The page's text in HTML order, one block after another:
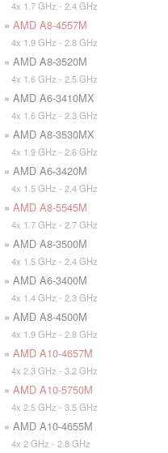
4x 1.7 GHz - 2.4 GHz
» AMD A8-4557M
4x 1.9 GHz - 2.8 GHz
» AMD A8-3520M
4x 1.6 GHz - 2.5 GHz
» AMD A6-3410MX
4x 1.6 GHz - 2.3 GHz
» AMD A8-3530MX
4x 1.9 GHz - 2.6 GHz
» AMD A6-3420M
4x 1.5 GHz - 2.4 GHz
» AMD A8-5545M
4x 1.7 GHz - 2.7 GHz
» AMD A8-3500M
4x 1.5 GHz - 2.4 GHz
» AMD A6-3400M
4x 1.4 GHz - 2.3 GHz
» AMD A8-4500M
4x 1.9 GHz - 2.8 GHz
» AMD A10-4657M
4x 2.3 GHz - 3.2 GHz
» AMD A10-5750M
4x 2.5 GHz - 3.5 GHz
» AMD A10-4655M
4x 2 GHz - 2.8 GHz